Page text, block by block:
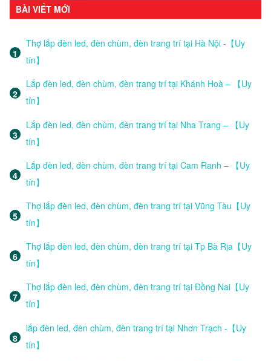
BÀI VIẾT MỚI
Thợ lắp đèn led, đèn chùm, đèn trang trí tại Hà Nội -【Uy
tín】
Lắp đèn led, đèn chùm, đèn trang trí tại Khánh Hoà – 【Uy
tín】
Lắp đèn led, đèn chùm, đèn trang trí tại Nha Trang – 【Uy
tín】
Lắp đèn led, đèn chùm, đèn trang trí tại Cam Ranh – 【Uy
tín】
Thợ lắp đèn led, đèn chùm, đèn trang trí tại Vũng Tàu【Uy
tín】
Thợ lắp đèn led, đèn chùm, đèn trang trí tại Tp Bà Rịa【Uy
tín】
Thợ lắp đèn led, đèn chùm, đèn trang trí tại Đồng Nai【Uy
tín】
lắp đèn led, đèn chùm, đèn trang trí tại Nhơn Trạch -【Uy
tín】